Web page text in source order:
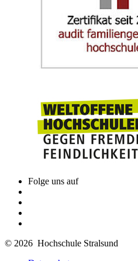
Folge uns auf
© 2026 Hochschule Stralsund